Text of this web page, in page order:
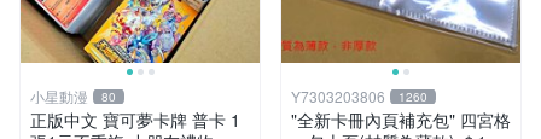
小星動漫 80
正版中文 寶可夢卡牌 普卡 1
Y7303203806 1260
"全新卡冊內頁補充包" 四宮格